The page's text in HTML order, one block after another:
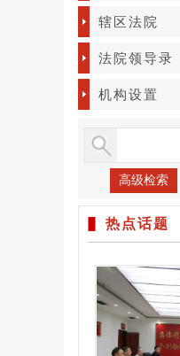
辖区法院
法院领导录
机构设置
高级检索
热点话题